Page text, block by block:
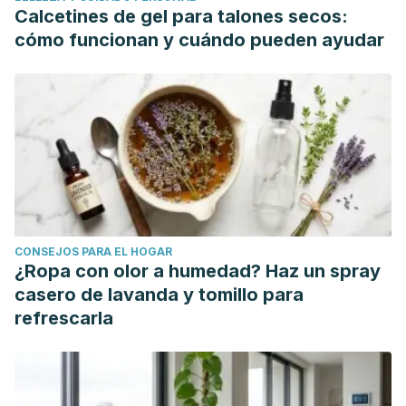
Zbuchea, A. (2014). Up-to-date use of honey for burns
treatment. Annals of Burns and Fire Disasters.
Story, E. N., Kopec, R. E., Schwartz, S. J., & Harris, G. K.
(2010). An update on the health effects of tomato
lycopene. Annual Review of Food Science and
Technology.
https://doi.org/10.1146/annurev.food.102308.124120
Orchard, A., & van Vuuren, S. (2017). Commercial Essential
Oils as Potential Antimicrobials to Treat Skin Diseases.
Evidence-Based Complementary and Alternative Medicine.
https://doi.org/10.1155/2017/4517971
da Silva, G. L., Luft, C., Lunardelli, A., Amaral, R. H., da Silva
Melo, D. A., Donadio, M. V. F., … de Oliveira, J. R. (2015).
lavender essential oil. Anais Da Academia Brasileira de
Ciencias. https://doi.org/10.1590/0001-3765201520150056
Calcetines de gel para talones secos:
cómo funcionan y cuándo pueden ayudar
CONSEJOS PARA EL HOGAR
¿Ropa con olor a humedad? Haz un spray
casero de lavanda y tomillo para
refrescarla